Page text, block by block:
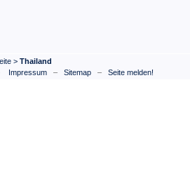
> Thailand
Impressum– Sitemap– Seite melden!